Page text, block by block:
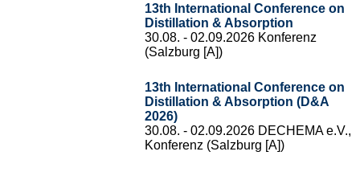
13th International Conference on
Distillation & Absorption
30.08. - 02.09.2026 Konferenz
(Salzburg [A])
13th International Conference on
Distillation & Absorption (D&A
2026)
30.08. - 02.09.2026 DECHEMA e.V.,
Konferenz (Salzburg [A])